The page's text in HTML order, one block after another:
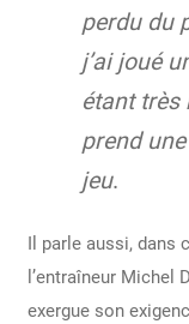
perdu du
j’ai joué
étant très
prend
jeu.
Il parle aussi,
l’entraîneur Michel
exergue son